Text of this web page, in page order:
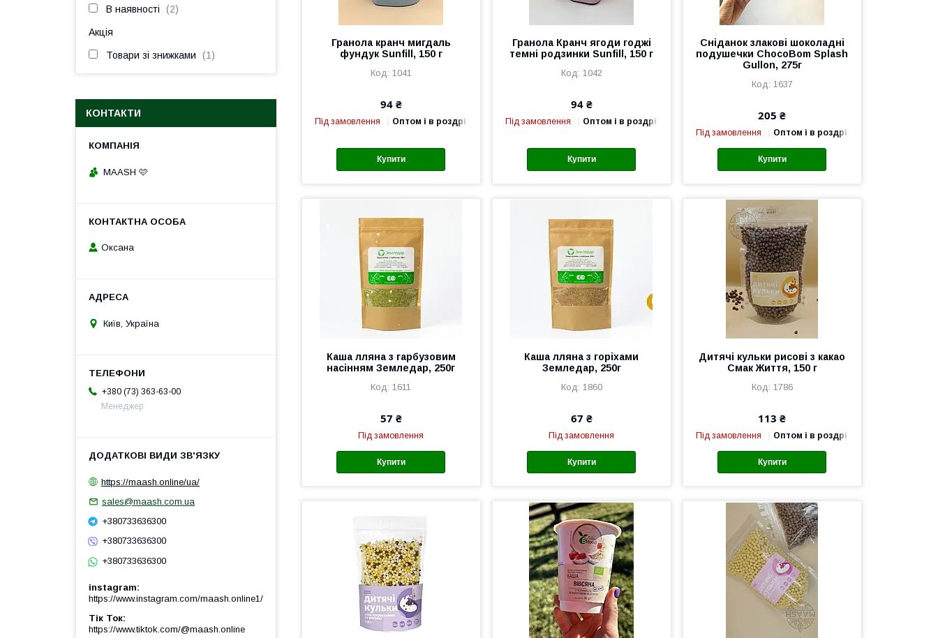
Гранола кранч мигдаль
фундук Sunfill, 150 г
1041
94 ₴
Під замовлення Оптом і в роздріб
Купити
Гранола Кранч ягоди годжі
темні родзинки Sunfill, 150 г
1042
94 ₴
Під замовлення Оптом і в роздріб
Купити
Сніданок злакові шоколадні
подушечки ChocoBom Splash
Gullon, 275г
1637
205 ₴
Під замовлення Оптом і в роздріб
Купити
Каша лляна з гарбузовим
насінням Земледар, 250г
1611
57 ₴
Під замовлення
Купити
Каша лляна з горіхами
Земледар, 250г
1860
67 ₴
Під замовлення
Купити
Дитячі кульки рисові з какао
Смак Життя, 150 г
1786
113 ₴
Під замовлення Оптом і в роздріб
Купити
В наявності 2
Акція
Товари зі знижками 1
КОНТАКТИ
MAASH 🩷
Оксана
Київ, Україна
+380 (73) 363-63-00
Менеджер
https://maash.online/ua/
sales@maash.com.ua
+380733636300
+380733636300
+380733636300
instagram
https://www.instagram.com/maash.online1/
Тік Ток
https://www.tiktok.com/@maash.online